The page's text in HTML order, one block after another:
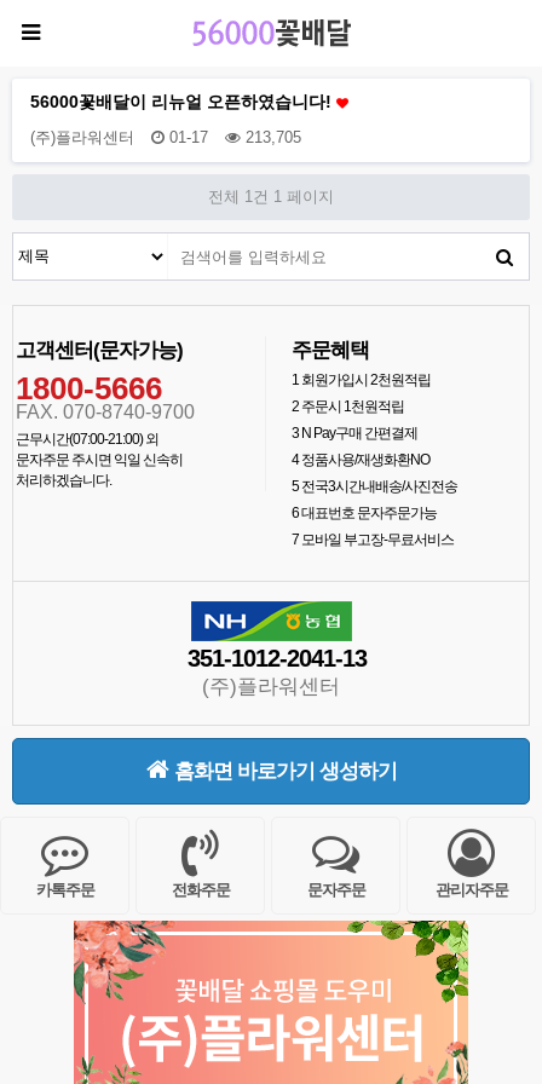
56000꽃배달이 리뉴얼 오픈하였습니다!
(주)플라워센터 01-17 213,705
전체 1건 1 페이지
고객센터(문자가능)
1800-5666
FAX. 070-8740-9700
근무시간(07:00-21:00) 외
문자주문 주시면 익일 신속히
처리하겠습니다.
주문혜택
1회원가입시 2천원적립
2주문시 1천원적립
3N Pay구매 간편결제
4정품사용/재생화환NO
5전국3시간내배송/사진전송
6대표번호 문자주문가능
7모바일 부고장-무료서비스
351-1012-2041-13
(주)플라워센터
홈화면 바로가기 생성하기
카톡주문 전화주문 문자주문 관리자주문